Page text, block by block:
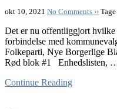
okt 10, 2021 No Comments ››
Det er nu offentliggjort hvilke
forbindelse med
Folkeparti, Nye Borgerlige
Rød blok #1 Enhedslisten,
Continue Reading